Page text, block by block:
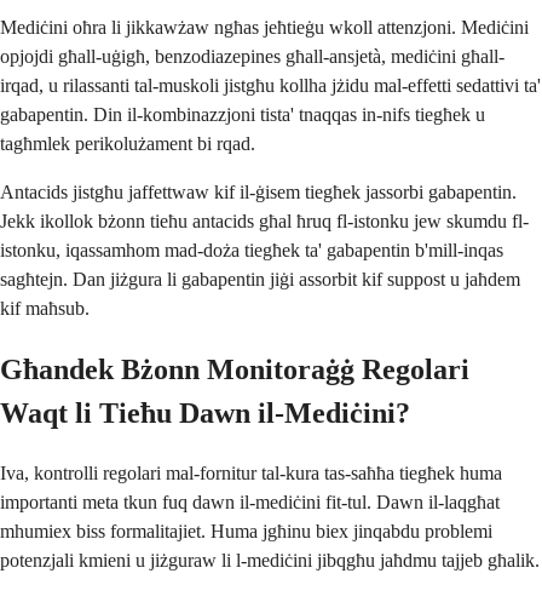
Mediċini oħra li jikkawżaw ngħas jeħtieġu wkoll attenzjoni. Mediċini
opjojdi għall-uġigħ, benzodiazepines għall-ansjetà, mediċini għall-
irqad, u rilassanti tal-muskoli jistgħu kollha jżidu mal-effetti sedattivi ta'
gabapentin. Din il-kombinazzjoni tista' tnaqqas in-nifs tiegħek u
tagħmlek perikolużament bi rqad.
Antacids jistgħu jaffettwaw kif il-ġisem tiegħek jassorbi gabapentin.
Jekk ikollok bżonn tieħu antacids għal ħruq fl-istonku jew skumdu fl-
istonku, iqassamhom mad-doża tiegħek ta' gabapentin b'mill-inqas
sagħtejn. Dan jiżgura li gabapentin jiġi assorbit kif suppost u jaħdem
kif maħsub.
Għandek Bżonn Monitoraġġ Regolari
Waqt li Tieħu Dawn il-Mediċini?
Iva, kontrolli regolari mal-fornitur tal-kura tas-saħħa tiegħek huma
importanti meta tkun fuq dawn il-mediċini fit-tul. Dawn il-laqgħat
mhumiex biss formalitajiet. Huma jgħinu biex jinqabdu problemi
potenzjali kmieni u jiżguraw li l-mediċini jibqgħu jaħdmu tajjeb għalik.